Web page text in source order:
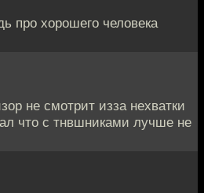
про хорошего человека
не смотрит изза нехватки
что с тнвшниками лучше не